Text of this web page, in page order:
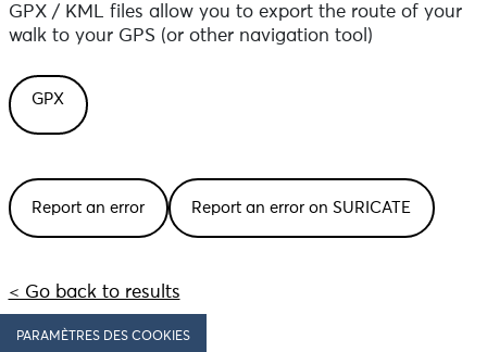
GPX / KML files allow you to export the route of your
walk to your GPS (or other navigation tool)
GPX
Report an error Report an error on SURICATE
< Go back to results
PARAMÈTRES DES COOKIES